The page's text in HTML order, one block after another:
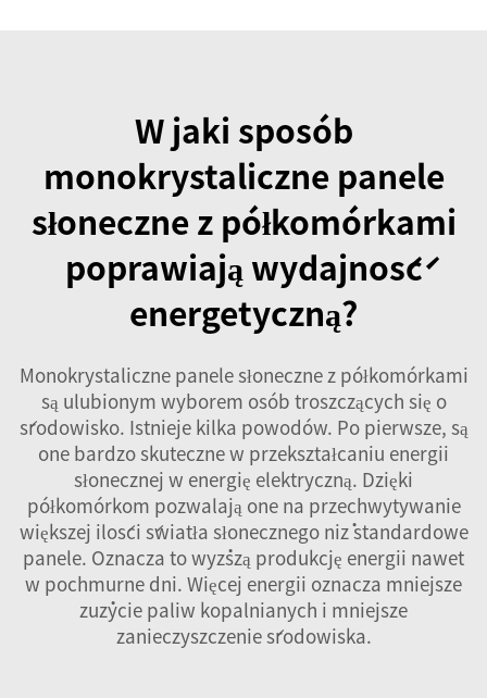
W jaki sposób
monokrystaliczne panele
słoneczne z półkomórkami
poprawiają wydajność
energetyczną?
Monokrystaliczne panele słoneczne z półkomórkami
są ulubionym wyborem osób troszczących się o
środowisko. Istnieje kilka powodów. Po pierwsze, są
one bardzo skuteczne w przekształcaniu energii
słonecznej w energię elektryczną. Dzięki
półkomórkom pozwalają one na przechwytywanie
większej ilości światła słonecznego niż standardowe
panele. Oznacza to wyższą produkcję energii nawet
w pochmurne dni. Więcej energii oznacza mniejsze
zużycie paliw kopalnianych i mniejsze
zanieczyszczenie środowiska.